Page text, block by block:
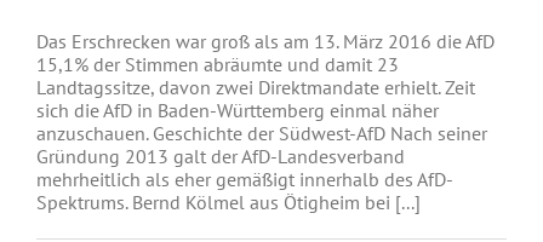
Das Erschrecken war groß als am 13. März 2016 die AfD
15,1% der Stimmen abräumte und damit 23
Landtagssitze, davon zwei Direktmandate erhielt. Zeit
sich die AfD in Baden-Württemberg einmal näher
anzuschauen. Geschichte der Südwest-AfD Nach seiner
Gründung 2013 galt der AfD-Landesverband
mehrheitlich als eher gemäßigt innerhalb des AfD-
Spektrums. Bernd Kölmel aus Ötigheim bei [...]